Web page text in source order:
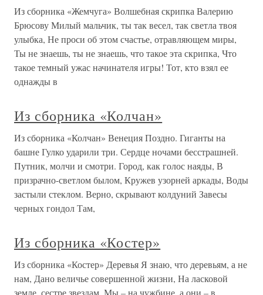
Из сборника «Жемчуга» Волшебная скрипка Валерию
Брюсову Милый мальчик, ты так весел, так светла твоя
улыбка, Не проси об этом счастье, отравляющем миры,
Ты не знаешь, ты не знаешь, что такое эта скрипка, Что
такое темный ужас начинателя игры! Тот, кто взял ее
однажды в
Из сборника «Колчан»
Из сборника «Колчан» Венеция Поздно. Гиганты на
башне Гулко ударили три. Сердце ночами бесстрашней.
Путник, молчи и смотри. Город, как голос наяды, В
призрачно-светлом былом, Кружев узорней аркады, Воды
застыли стеклом. Верно, скрывают колдуний Завесы
черных гондол Там,
Из сборника «Костер»
Из сборника «Костер» Деревья Я знаю, что деревьям, а не
нам, Дано величье совершенной жизни, На ласковой
земле, сестре звездам, Мы – на чужбине, а они – в